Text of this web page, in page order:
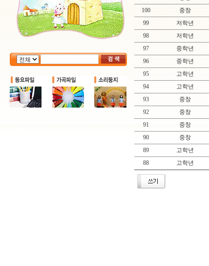
100
중창
99
저학년
98
저학년
97
중학년
96
중학년
95
고학년
94
고학년
93
중창
92
중창
91
중창
90
중창
89
고학년
88
고학년